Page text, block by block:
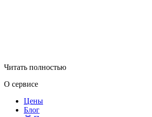
Читать полностью
О сервисе
Цены
Блог